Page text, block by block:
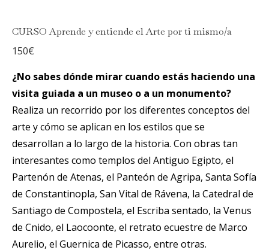
CURSO Aprende y entiende el Arte por ti mismo/a
150€
¿No sabes dónde mirar cuando estás haciendo una
visita guiada a un museo o a un monumento?
Realiza un recorrido por los diferentes conceptos del
arte y cómo se aplican en los estilos que se
desarrollan a lo largo de la historia. Con obras tan
interesantes como templos del Antiguo Egipto, el
Partenón de Atenas, el Panteón de Agripa, Santa Sofía
de Constantinopla, San Vital de Rávena, la Catedral de
Santiago de Compostela, el Escriba sentado, la Venus
de Cnido, el Laocoonte, el retrato ecuestre de Marco
Aurelio, el Guernica de Picasso, entre otras.